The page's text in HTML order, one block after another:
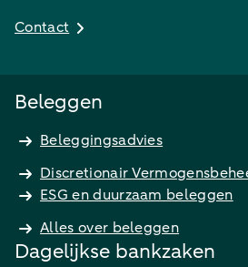
Contact
Beleggen
Beleggingsadvies
Discretionair
ESG en duurzaam beleggen
Alles over beleggen
Dagelijkse bankzaken